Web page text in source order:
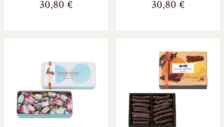
30,80 € 30,80 €